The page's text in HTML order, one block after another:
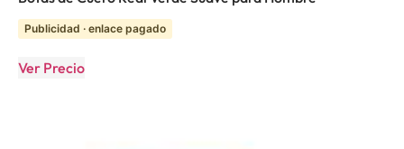
Publicidad · enlace pagado
Ver Precio